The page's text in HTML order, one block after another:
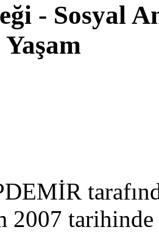
- Sosyal
2007 tarihinde